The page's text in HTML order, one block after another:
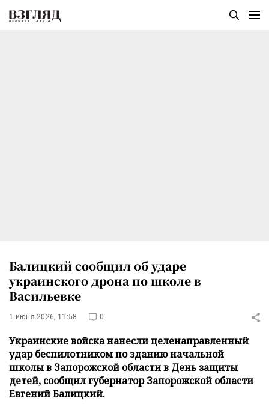
Балицкий сообщил об ударе
украинского дрона по школе в
Васильевке
1 июня 2026, 11:58 0
Украинские войска нанесли целенаправленный
удар беспилотником по зданию начальной
школы в Запорожской области в День защиты
детей, сообщил губернатор Запорожской области
Евгений Балицкий.